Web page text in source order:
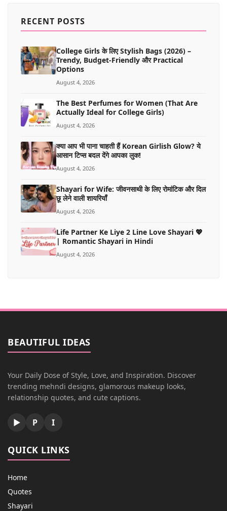
RECENT POSTS
College Girls के लिए Stylish Bags (2026) –
Trendy, Budget-Friendly और Practical
Options
August 4, 2026
The Best Perfumes for Women (That Are
Actually Ideal for College Girls)
August 4, 2026
क्या आप भी पाना चाहती हैं Korean Girlish Glow? ये
आसान टिप्स बदल देंगे आपका लुक!
August 4, 2026
Shayari for Wife: जीवनसाथी के लिए रोमांटिक और दिल
छू लेने वाली शायरियाँ
August 4, 2026
Life Partner Ke Liye 2 Line Love Shayari 💖
| Romantic Shayari in Hindi
August 4, 2026
BEAUTIFUL IDEAS
Your Daily Dose of Style, Love, and Inspiration. Discover
trending mehndi designs, glamorous makeup looks,
relationship quotes, and cute captions.
▶ P I
QUICK LINKS
Home
Quotes
Shayari